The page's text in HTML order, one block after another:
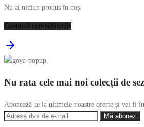
Nu ai niciun produs în coș.
Continuă cumpărăturile
Nu rata cele mai noi colecții de
Abonează-te la ultimele noastre oferte și vei fi